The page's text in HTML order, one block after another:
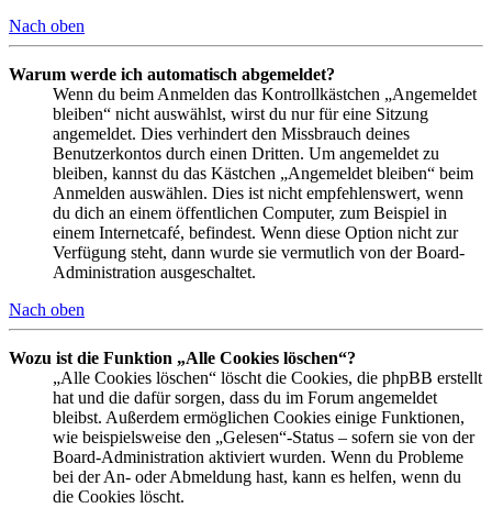
Nach oben
Warum werde ich automatisch abgemeldet?
Wenn du beim Anmelden das Kontrollkästchen „Angemeldet
bleiben“ nicht auswählst, wirst du nur für eine Sitzung
angemeldet. Dies verhindert den Missbrauch deines
Benutzerkontos durch einen Dritten. Um angemeldet zu
bleiben, kannst du das Kästchen „Angemeldet bleiben“ beim
Anmelden auswählen. Dies ist nicht empfehlenswert, wenn
du dich an einem öffentlichen Computer, zum Beispiel in
einem Internetcafé, befindest. Wenn diese Option nicht zur
Verfügung steht, dann wurde sie vermutlich von der Board-
Administration ausgeschaltet.
Nach oben
Wozu ist die Funktion „Alle Cookies löschen“?
„Alle Cookies löschen“ löscht die Cookies, die phpBB erstellt
hat und die dafür sorgen, dass du im Forum angemeldet
bleibst. Außerdem ermöglichen Cookies einige Funktionen,
wie beispielsweise den „Gelesen“-Status – sofern sie von der
Board-Administration aktiviert wurden. Wenn du Probleme
bei der An- oder Abmeldung hast, kann es helfen, wenn du
die Cookies löscht.